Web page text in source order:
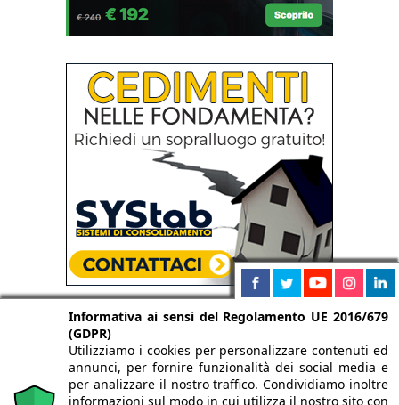
Informativa ai sensi del Regolamento UE 2016/679
(GDPR)
Utilizziamo i cookies per personalizzare contenuti ed
annunci, per fornire funzionalità dei social media e
per analizzare il nostro traffico. Condividiamo inoltre
informazioni sul modo in cui utilizza il nostro sito con